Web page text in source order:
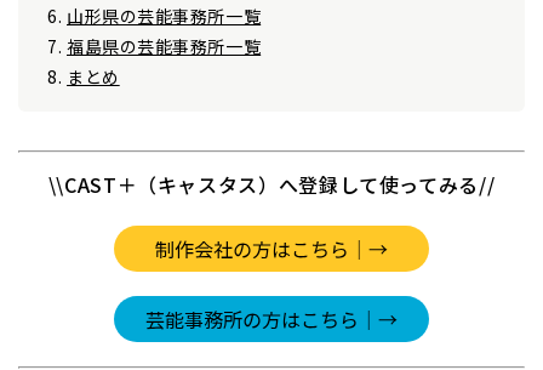
山形県の芸能事務所一覧
福島県の芸能事務所一覧
まとめ
\\CAST＋（キャスタス）へ登録して使ってみる//